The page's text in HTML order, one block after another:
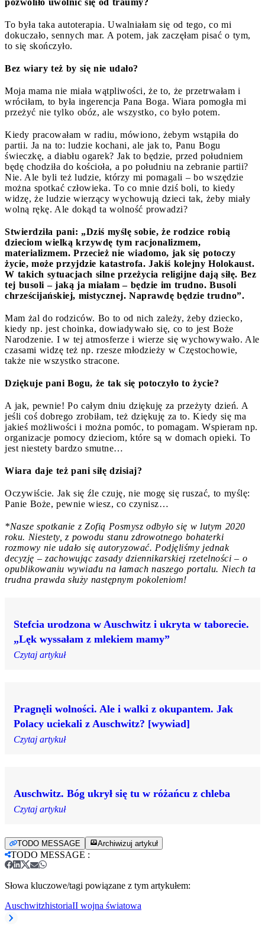
To była taka autoterapia. Uwalniałam się od tego, co mi
dokuczało, sennych mar. A potem, jak zaczęłam pisać o tym,
to się skończyło.
Bez wiary też by się nie udało?
Moja mama nie miała wątpliwości, że to, że przetrwałam i
wróciłam, to była ingerencja Pana Boga. Wiara pomogła mi
przeżyć nie tylko obóz, ale wszystko, co było potem.
Kiedy pracowałam w radiu, mówiono, żebym wstąpiła do
partii. Ja na to: ludzie kochani, ale jak to, Panu Bogu
świeczkę, a diabłu ogarek? Jak to będzie, przed południem
będę chodziła do kościoła, a po południu na zebranie partii?
Nie. Ale byli też ludzie, którzy mi pomagali – bo wszędzie
można spotkać człowieka. To co mnie dziś boli, to kiedy
widzę, że ludzie wierzący wychowują dzieci tak, żeby miały
wolną rękę. Ale dokąd ta wolność prowadzi?
Stwierdziła pani: „Dziś myślę sobie, że rodzice robią
dzieciom wielką krzywdę tym racjonalizmem,
materializmem. Przecież nie wiadomo, jak się potoczy
życie, może przyjdzie katastrofa. Jakiś kolejny Holokaust.
W takich sytuacjach silne przeżycia religijne dają siłę. Bez
tej busoli – jaką ja miałam – będzie im trudno. Busoli
chrześcijańskiej, mistycznej. Naprawdę będzie trudno”.
Mam żal do rodziców. Bo to od nich zależy, żeby dziecko,
kiedy np. jest choinka, dowiadywało się, co to jest Boże
Narodzenie. I w tej atmosferze i wierze się wychowywało. Ale
czasami widzę też np. rzesze młodzieży w Częstochowie,
także nie wszystko stracone.
Dziękuje pani Bogu, że tak się potoczyło to życie?
A jak, pewnie! Po całym dniu dziękuję za przeżyty dzień. A
jeśli coś dobrego zrobiłam, też dziękuję za to. Kiedy się ma
jakieś możliwości i można pomóc, to pomagam. Wspieram np.
organizacje pomocy dzieciom, które są w domach opieki. To
jest niestety bardzo smutne…
Wiara daje też pani siłę dzisiaj?
Oczywiście. Jak się źle czuję, nie mogę się ruszać, to myślę:
Panie Boże, pewnie wiesz, co czynisz…
*Nasze spotkanie z Zofią Posmysz odbyło się w lutym 2020
roku. Niestety, z powodu stanu zdrowotnego bohaterki
rozmowy nie udało się autoryzować. Podjęliśmy jednak
decyzję – zachowując zasady dziennikarskiej rzetelności – o
opublikowaniu wywiadu na łamach naszego portalu. Niech ta
trudna prawda służy następnym pokoleniom!
Stefcia urodzona w Auschwitz i ukryta w taborecie.
„Lęk wyssałam z mlekiem mamy”
Czytaj artykuł
Pragnęli wolności. Ale i walki z okupantem. Jak
Polacy uciekali z Auschwitz? [wywiad]
Czytaj artykuł
Auschwitz. Bóg ukrył się tu w różańcu z chleba
Czytaj artykuł
TODO MESSAGE Archiwizuj artykuł
TODO MESSAGE :
Słowa kluczowe/tagi powiązane z tym artykułem:
AuschwitzhistoriaII wojna światowa